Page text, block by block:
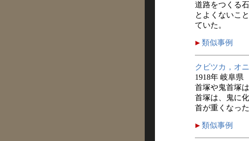
道路をつくる
とよくないこ
ていた。
類似事例
クビツカ，オ
1918年 岐阜県
首塚や鬼首塚
首塚は、鬼に
首が重くなっ
類似事例